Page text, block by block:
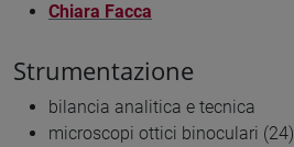
Chiara Facca
Strumentazione
bilancia analitica e tecnica
microscopi ottici binoculari (24)